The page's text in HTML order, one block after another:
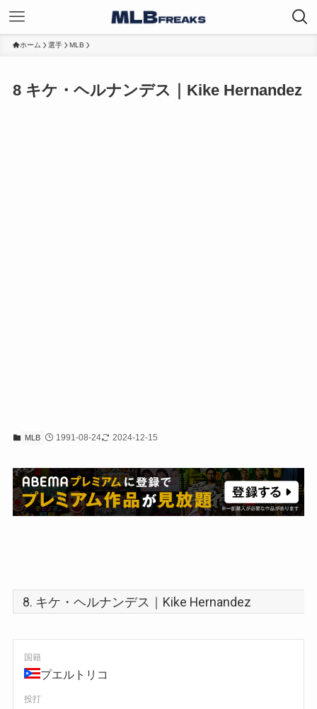
ホーム 選手 MLB
8キケ・ヘルナンデス｜Kike Hernandez
MLB 1991-08-24 2024-12-15
国籍
プエルトリコ
投打